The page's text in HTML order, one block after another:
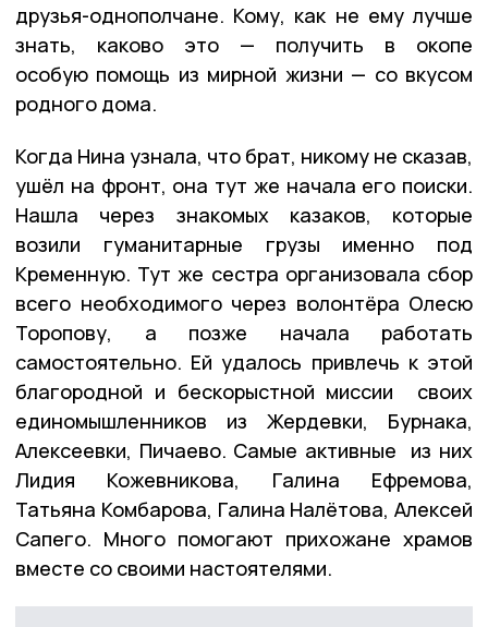
друзья-однополчане. Кому, как не ему лучше
знать, каково это — получить в окопе
особую помощь из мирной жизни — со вкусом
родного дома.
Когда Нина узнала, что брат, никому не сказав,
ушёл на фронт, она тут же начала его поиски.
Нашла через знакомых казаков, которые
возили гуманитарные грузы именно под
Кременную. Тут же сестра организовала сбор
всего необходимого через волонтёра Олесю
Торопову, а позже начала работать
самостоятельно. Ей удалось привлечь к этой
благородной и бескорыстной миссии своих
единомышленников из Жердевки, Бурнака,
Алексеевки, Пичаево. Самые активные из них
Лидия Кожевникова, Галина Ефремова,
Татьяна Комбарова, Галина Налётова, Алексей
Сапего. Много помогают прихожане храмов
вместе со своими настоятелями.